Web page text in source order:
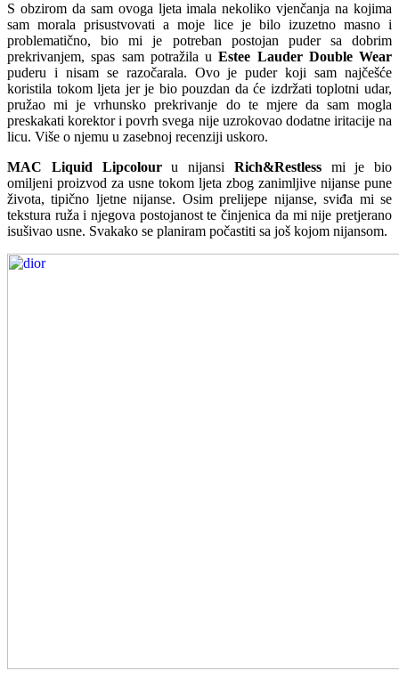
S obzirom da sam ovoga ljeta imala nekoliko vjenčanja na kojima
sam morala prisustvovati a moje lice je bilo izuzetno masno i
problematično, bio mi je potreban postojan puder sa dobrim
prekrivanjem, spas sam potražila uEstee Lauder Double Wear
puderu i nisam se razočarala. Ovo je puder koji sam najčešće
koristila tokom ljeta jer je bio pouzdan da će izdržati toplotni udar,
pružao mi je vrhunsko prekrivanje do te mjere da sam mogla
preskakati korektor i povrh svega nije uzrokovao dodatne iritacije na
licu. Više o njemu u zasebnoj recenziji uskoro.
MAC Liquid Lipcolouru nijansi Rich&Restlessmi je bio
omiljeni proizvod za usne tokom ljeta zbog zanimljive nijanse pune
života, tipično ljetne nijanse. Osim prelijepe nijanse, sviđa mi se
tekstura ruža i njegova postojanost te činjenica da mi nije pretjerano
isušivao usne. Svakako se planiram počastiti sa još kojom nijansom.